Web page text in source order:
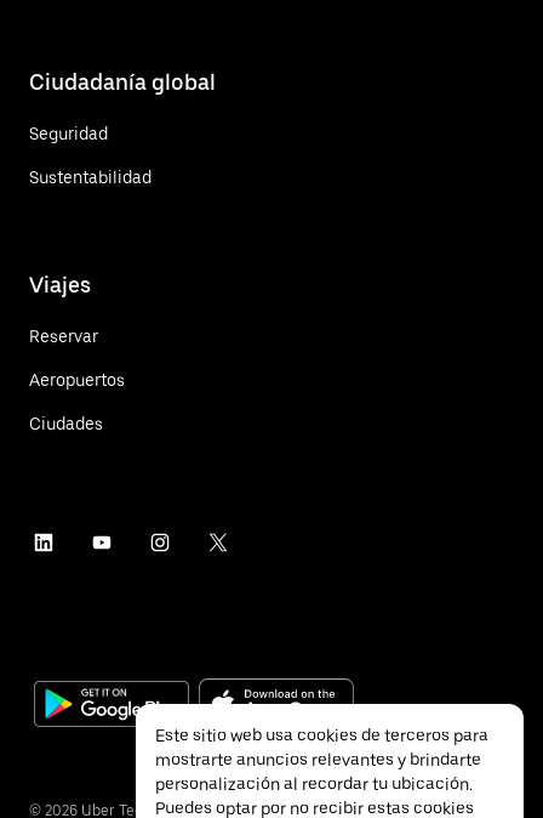
Ciudadanía global
Seguridad
Sustentabilidad
Viajes
Reservar
Aeropuertos
Ciudades
© 2026 Uber Technologies Inc.
Este sitio web usa cookies de terceros para
mostrarte anuncios relevantes y brindarte
personalización al recordar tu ubicación.
Puedes optar por no recibir estas cookies